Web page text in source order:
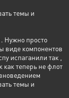
темы и
Нужно просто
виде компонентов
испаганили так ,
как теперь не флот
темы и